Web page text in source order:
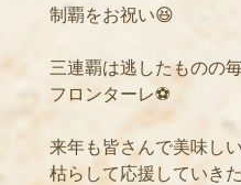
制覇をお祝い😆
三連覇は逃したものの
フロンターレ⚽️
来年も皆さんで美味し
枯らして応援していき